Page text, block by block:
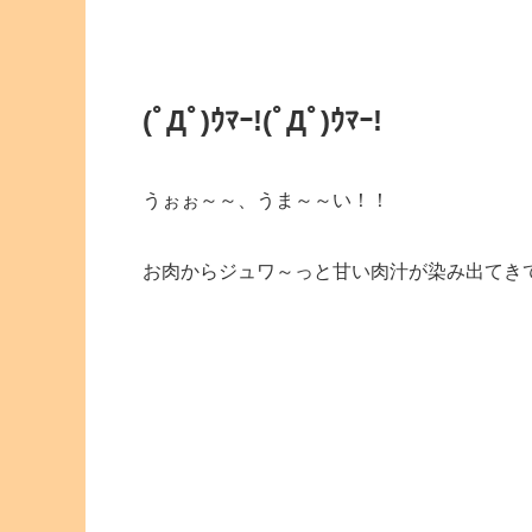
(ﾟДﾟ)ｳﾏｰ!(ﾟДﾟ)ｳﾏｰ!
うぉぉ～～、うま～～い！！
お肉からジュワ～っと甘い肉汁が染み出て